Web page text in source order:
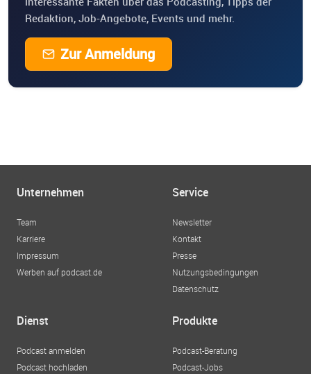
Redaktion, Job-Angebote, Events und mehr.
Zur Anmeldung
Unternehmen
Team
Karriere
Impressum
Werben auf podcast.de
Service
Newsletter
Kontakt
Presse
Nutzungsbedingungen
Datenschutz
Dienst
Podcast anmelden
Podcast hochladen
Produkte
Podcast-Beratung
Podcast-Jobs